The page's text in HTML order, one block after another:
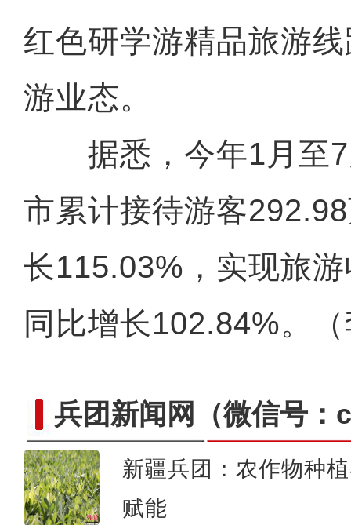
红色研学游精品旅游
游业态。
据悉，今年1月至7
市累计接待游客
长115.03%，实现旅
同比增长102.84%。
兵团新闻网 （微信号
新疆兵团：农作物种
赋能
新疆维吾尔自治区第十四